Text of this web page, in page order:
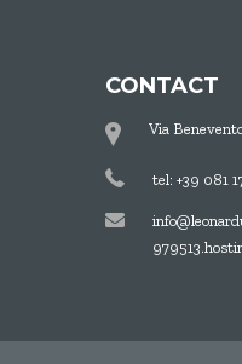
CONTACT
Via
tel: +39 081